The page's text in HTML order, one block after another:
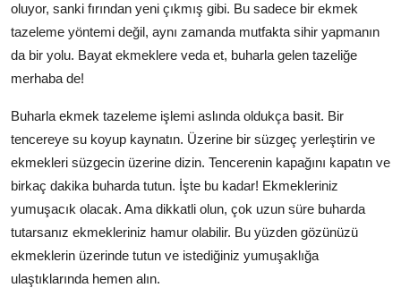
Gıda Sözlüğü & Nedir?
Yemek Tarifleri & Menüler
oluyor, sanki fırından yeni çıkmış gibi. Bu sadece bir ekmek
tazeleme yöntemi değil, aynı zamanda mutfakta sihir yapmanın
da bir yolu. Bayat ekmeklere veda et, buharla gelen tazeliğe
merhaba de!
Buharla ekmek tazeleme işlemi aslında oldukça basit. Bir
tencereye su koyup kaynatın. Üzerine bir süzgeç yerleştirin ve
ekmekleri süzgecin üzerine dizin. Tencerenin kapağını kapatın ve
birkaç dakika buharda tutun. İşte bu kadar! Ekmekleriniz
yumuşacık olacak. Ama dikkatli olun, çok uzun süre buharda
tutarsanız ekmekleriniz hamur olabilir. Bu yüzden gözünüzü
ekmeklerin üzerinde tutun ve istediğiniz yumuşaklığa
ulaştıklarında hemen alın.